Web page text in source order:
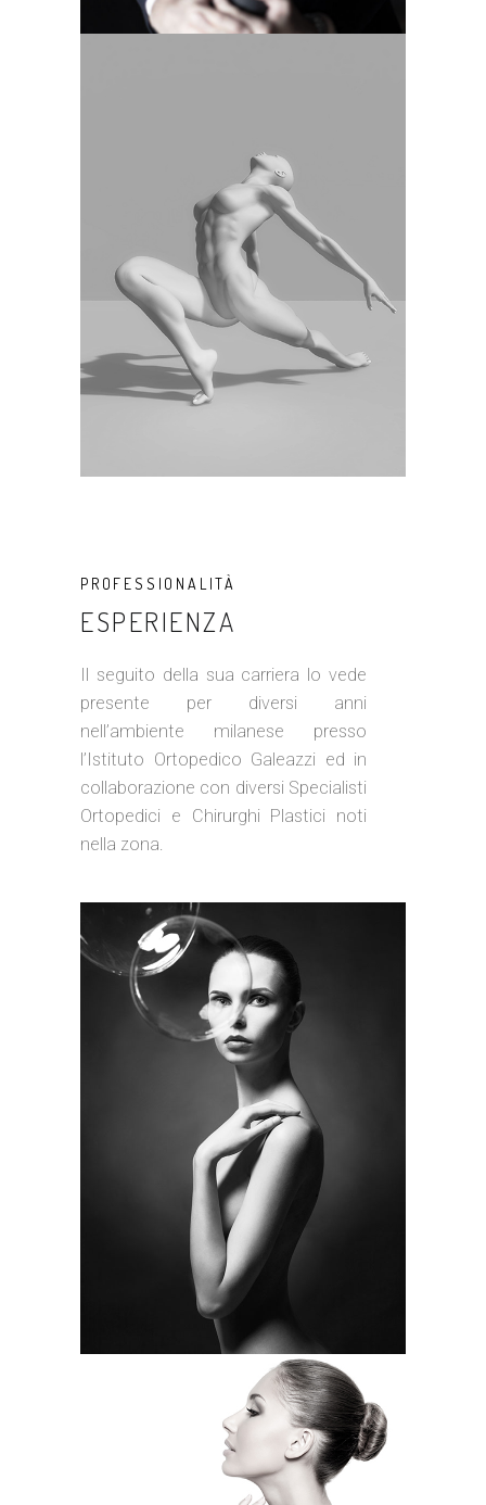
PROFESSIONALITÀ
ESPERIENZA
Il seguito della sua carriera lo vede
presente per diversi anni
nell’ambiente milanese presso
l’Istituto Ortopedico Galeazzi ed in
collaborazione con diversi Specialisti
Ortopedici e Chirurghi Plastici noti
nella zona.